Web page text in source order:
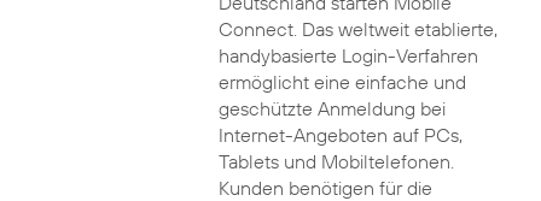
Connect. Das weltweit etablierte,
handybasierte Login-Verfahren
ermöglicht eine einfache und
geschützte Anmeldung bei
Internet-Angeboten auf PCs,
Tablets und Mobiltelefonen.
Kunden benötigen für die